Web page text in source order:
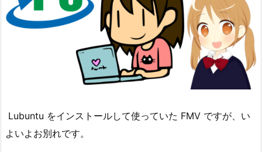
Lubuntu をインストールして使っていた FMV ですが、い
よいよお別れです。